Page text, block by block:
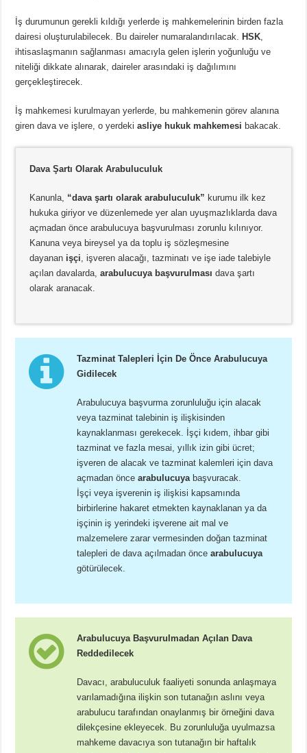
İş durumunun gerekli kıldığı yerlerde iş mahkemelerinin birden fazla
dairesi oluşturulabilecek. Bu daireler numaralandırılacak.
HSK
ihtisaslaşmanın sağlanması amacıyla gelen işlerin yoğunluğu ve
niteliği dikkate alınarak, daireler arasındaki iş dağılımını
gerçekleştirecek.
İş mahkemesi kurulmayan yerlerde, bu mahkemenin görev alanına
giren dava ve işlere, o yerdekiasliye hukuk mahkemesi bakacak.
Dava Şartı Olarak Arabuluculuk
Kanunla, “dava şartı olarak arabuluculuk” kurumu ilk kez
hukuka giriyor ve düzenlemede yer alan uyuşmazlıklarda dava
açmadan önce arabulucuya başvurulması zorunlu kılınıyor.
Kanuna veya bireysel ya da toplu iş sözleşmesine
dayanan işçi , işveren alacağı, tazminatı ve işe iade talebiyle
açılan davalarda,arabulucuya başvurulması dava şartı
olarak aranacak.
Tazminat Talepleri İçin De Önce Arabulucuya
Gidilecek
Arabulucuya başvurma zorunluluğu için alacak
veya tazminat talebinin iş ilişkisinden
kaynaklanması gerekecek. İşçi kıdem, ihbar gibi
tazminat ve fazla mesai, yıllık izin gibi ücret;
işveren de alacak ve tazminat kalemleri için dava
açmadan öncearabulucuya başvuracak.
İşçi veya işverenin iş ilişkisi kapsamında
birbirlerine hakaret etmekten kaynaklanan ya da
işçinin iş yerindeki işverene ait mal ve
malzemelere zarar vermesinden doğan tazminat
talepleri de dava açılmadan öncearabulucuya
götürülecek.
Arabulucuya Başvurulmadan Açılan Dava
Reddedilecek
Davacı, arabuluculuk faaliyeti sonunda anlaşmaya
varılamadığına ilişkin son tutanağın aslını veya
arabulucu tarafından onaylanmış bir örneğini dava
dilekçesine ekleyecek. Bu zorunluluğa uyulmazsa
mahkeme davacıya son tutanağın bir haftalık